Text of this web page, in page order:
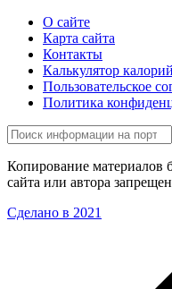
О сайте
Карта сайта
Контакты
Калькулятор
Пользовательское
Политика
Копирование материалов
сайта или автора
Сделано в 2021